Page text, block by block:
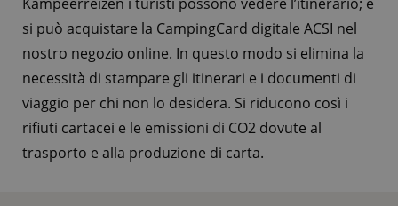
si può acquistare la CampingCard digitale ACSI nel
nostro negozio online. In questo modo si elimina la
necessità di stampare gli itinerari e i documenti di
viaggio per chi non lo desidera. Si riducono così i
rifiuti cartacei e le emissioni di CO2 dovute al
trasporto e alla produzione di carta.